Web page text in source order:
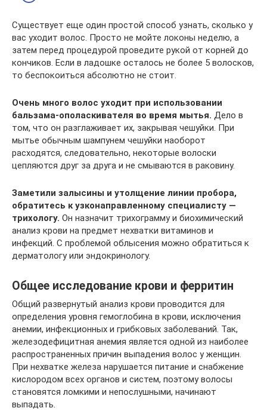
Существует еще один простой способ узнать, сколько у
вас уходит волос. Просто не мойте локоны неделю, а
затем перед процедурой проведите рукой от корней до
кончиков. Если в ладошке осталось не более 5 волосков,
то беспокоиться абсолютно не стоит.
Очень много волос уходит при использовании
бальзама-ополаскивателя во время мытья. Дело в
том, что он разглаживает их, закрывая чешуйки. При
мытье обычным шампунем чешуйки наоборот
расходятся, следовательно, некоторые волоски
цепляются друг за друга и не смываются в раковину.
Заметили залысины и утолщение линии пробора,
обратитесь к узконаправленному специалисту —
трихологу. Он назначит трихограмму и биохимический
анализ крови на предмет нехватки витаминов и
инфекций. С проблемой облысения можно обратиться к
дерматологу или эндокринологу.
Общее исследование крови и ферритин
Общий развернутый анализ крови проводится для
определения уровня гемоглобина в крови, исключения
анемии, инфекционных и грибковых заболеваний. Так,
железодефицитная анемия является одной из наиболее
распространенных причин выпадения волос у женщин.
При нехватке железа нарушается питание и снабжение
кислородом всех органов и систем, поэтому волосы
становятся ломкими и непослушными, начинают
выпадать.